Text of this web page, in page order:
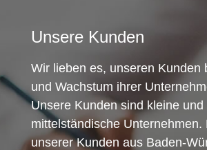
Unsere Kunden
Wir lieben es, unseren Kunden
und Wachstum ihrer
Unsere Kunden sind kleine und
mittelständische Unternehmen.
unserer Kunden aus Baden-